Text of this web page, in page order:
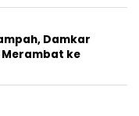
Damkar
Merambat ke